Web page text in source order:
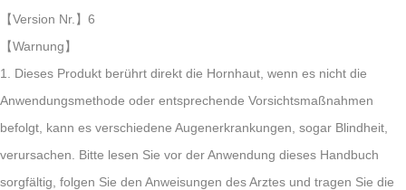
【Version Nr.】6
【Warnung】
1. Dieses Produkt berührt direkt die Hornhaut, wenn es nicht die
Anwendungsmethode oder entsprechende Vorsichtsmaßnahmen
befolgt, kann es verschiedene Augenerkrankungen, sogar Blindheit,
verursachen. Bitte lesen Sie vor der Anwendung dieses Handbuch
sorgfältig, folgen Sie den Anweisungen des Arztes und tragen Sie die